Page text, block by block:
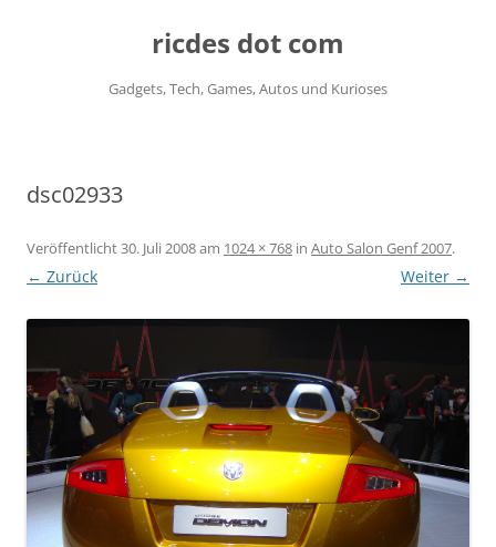
ricdes dot com
Gadgets, Tech, Games, Autos und Kurioses
dsc02933
Veröffentlicht30. Juli 2008am 1024 × 768 in Auto Salon Genf 2007.
← Zurück Weiter →